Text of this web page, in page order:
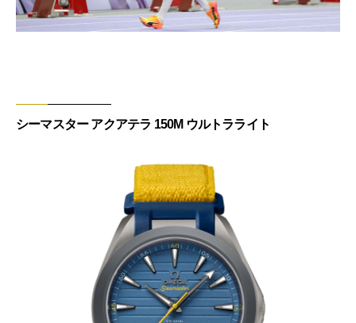
シーマスター アクアテラ 150M ウルトラライト